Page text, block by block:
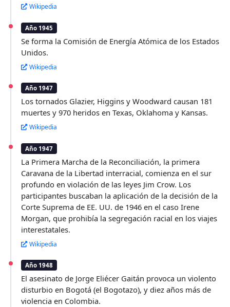
Wikipedia
Año 1945
Se forma la Comisión de Energía Atómica de los Estados
Unidos.
Wikipedia
Año 1947
Los tornados Glazier, Higgins y Woodward causan 181
muertes y 970 heridos en Texas, Oklahoma y Kansas.
Wikipedia
Año 1947
La Primera Marcha de la Reconciliación, la primera
Caravana de la Libertad interracial, comienza en el sur
profundo en violación de las leyes Jim Crow. Los
participantes buscaban la aplicación de la decisión de la
Corte Suprema de EE. UU. de 1946 en el caso Irene
Morgan, que prohibía la segregación racial en los viajes
interestatales.
Wikipedia
Año 1948
El asesinato de Jorge Eliécer Gaitán provoca un violento
disturbio en Bogotá (el Bogotazo), y diez años más de
violencia en Colombia.